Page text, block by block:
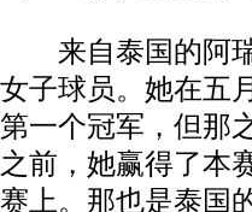
来自泰国的阿瑞
女子球员。她在五
第一个冠军，但那
之前，她赢得了本
赛上。那也是泰国